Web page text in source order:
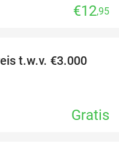
€12,95
t.w.v. €3.000
Gratis